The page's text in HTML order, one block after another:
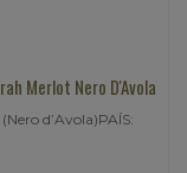
Merlot Nero D'Avola
d’Avola)PAÍS: